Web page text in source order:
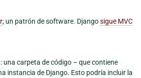
; un patrón de software. Djangosigue MVC
una carpeta de código – que contiene
instancia de Django. Esto podría incluir la